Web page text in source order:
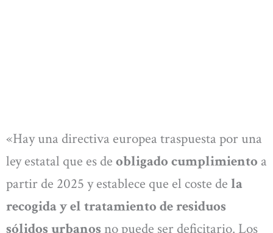
«Hay una directiva europea traspuesta por una
ley estatal que es de obligado cumplimiento a
partir de 2025 y establece que el coste de la
recogida y el tratamiento de residuos
sólidos urbanos no puede ser deficitario. Los